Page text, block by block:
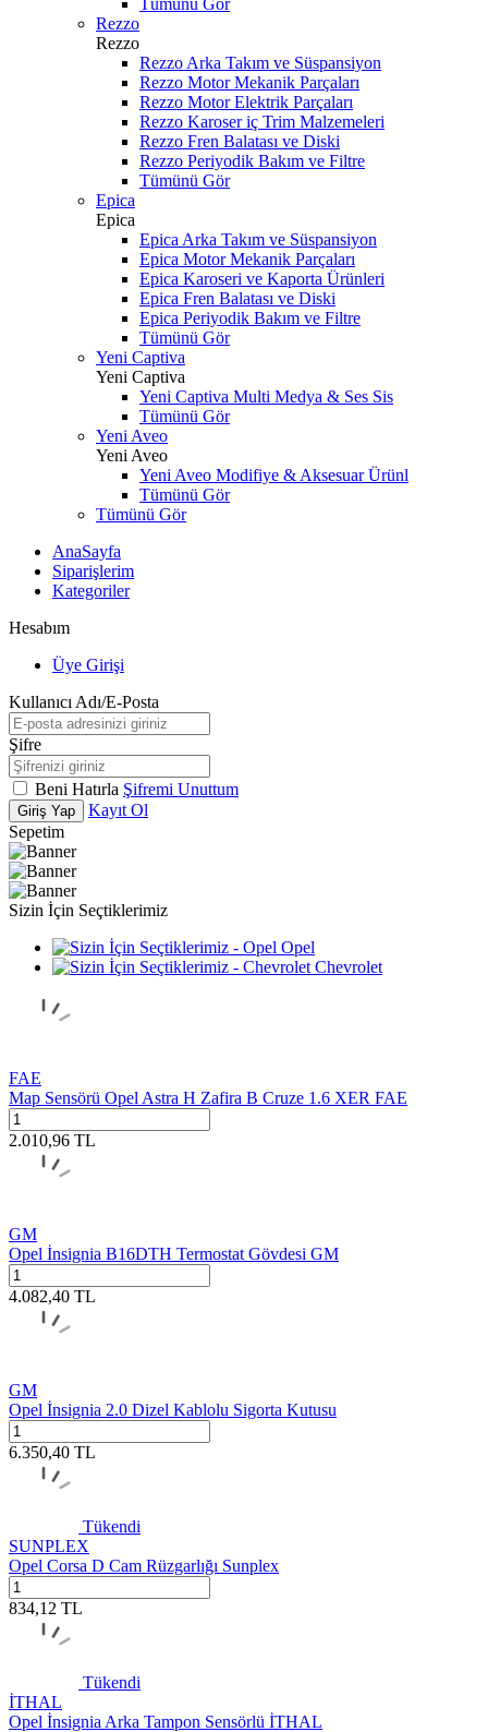
Tümünü Gör
Rezzo
Rezzo
Rezzo Arka Takım ve Süspansiyon
Rezzo Motor Mekanik Parçaları
Rezzo Motor Elektrik Parçaları
Rezzo Karoser iç Trim Malzemeleri
Rezzo Fren Balatası ve Diski
Rezzo Periyodik Bakım ve Filtre
Tümünü Gör
Epica
Epica
Epica Arka Takım ve Süspansiyon
Epica Motor Mekanik Parçaları
Epica Karoseri ve Kaporta Ürünleri
Epica Fren Balatası ve Diski
Epica Periyodik Bakım ve Filtre
Tümünü Gör
Yeni Captiva
Yeni Captiva
Yeni Captiva Multi Medya & Ses Sis
Tümünü Gör
Yeni Aveo
Yeni Aveo
Yeni Aveo Modifiye & Aksesuar Ürünl
Tümünü Gör
Tümünü Gör
AnaSayfa
Siparişlerim
Kategoriler
Hesabım
Üye Girişi
Kullanıcı Adı/E-Posta
Şifre
Beni Hatırla Şifremi Unuttum
Giriş Yap
Kayıt Ol
Sepetim
Sizin İçin Seçtiklerimiz
Opel
Chevrolet
FAE
Map Sensörü Opel Astra H Zafira B Cruze 1.6 XER FAE
2.010,96 TL
GM
Opel İnsignia B16DTH Termostat Gövdesi GM
4.082,40 TL
GM
Opel İnsignia 2.0 Dizel Kablolu Sigorta Kutusu
6.350,40 TL
Tükendi
SUNPLEX
Opel Corsa D Cam Rüzgarlığı Sunplex
834,12 TL
Tükendi
İTHAL
Opel İnsignia Arka Tampon Sensörlü İTHAL